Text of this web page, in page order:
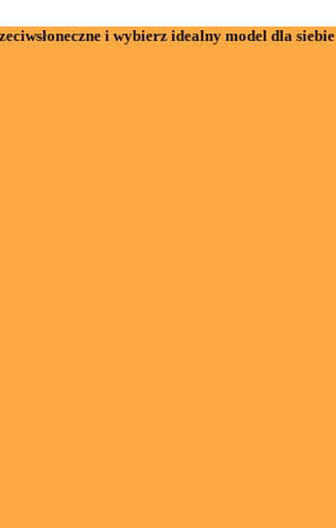
i wybierz idealny model dla siebie